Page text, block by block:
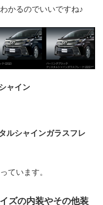
かるのでいいですね♪
ャイン
ルシャインガラスフレ
ています。
ズの内装やその他装